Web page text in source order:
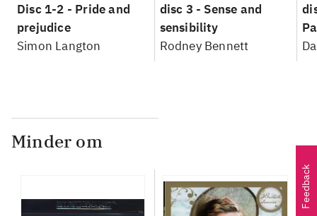
Disc 1-2 - Pride and
prejudice
Simon Langton
disc 3 - Sense and
sensibility
Rodney Bennett
Minder om
Feedback